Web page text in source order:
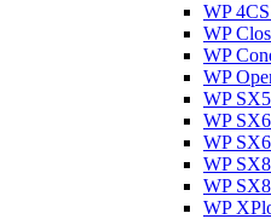
WP
WP
WP
WP
WP
WP
WP
WP
WP
WP